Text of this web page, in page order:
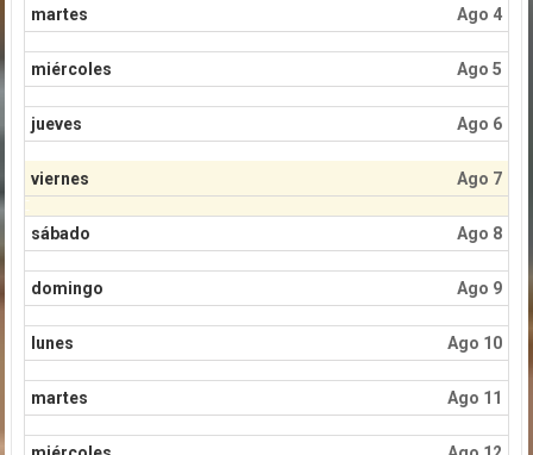
martes Ago 4
miércoles Ago 5
jueves Ago 6
viernes Ago 7
sábado Ago 8
domingo Ago 9
lunes Ago 10
martes Ago 11